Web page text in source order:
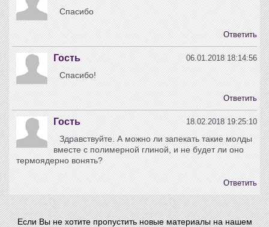
Спасибо
Ответить
Гость 06.01.2018 18:14:56
Спасибо!
Ответить
Гость 18.02.2018 19:25:10
Здравствуйте. А можно ли запекать такие молды
вместе с полимерной глиной, и не будет ли оно
термоядерно вонять?
Ответить
Если Вы не хотите пропустить новые материалы на нашем